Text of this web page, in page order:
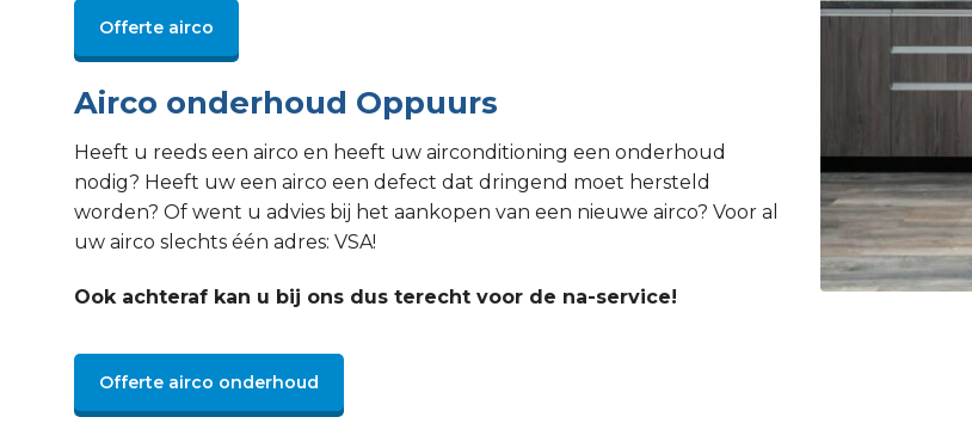
Offerte airco
Airco onderhoud Oppuurs
Heeft u reeds een airco en heeft uw airconditioning een onderhoud
nodig? Heeft uw een airco een defect dat dringend moet hersteld
worden? Of went u advies bij het aankopen van een nieuwe airco? Voor al
uw airco slechts één adres: VSA!
Ook achteraf kan u bij ons dus terecht voor de na-service!
Offerte airco onderhoud